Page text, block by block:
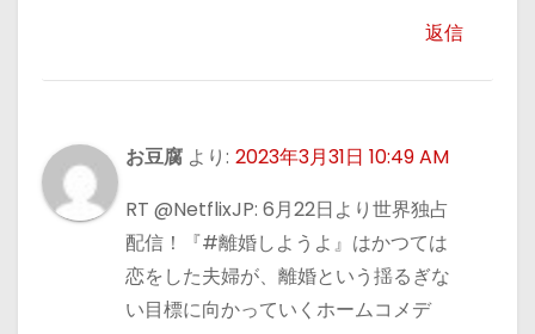
返信
お豆腐 より: 2023年3月31日 10:49 AM
RT @NetflixJP: 6月22日より世界独占
配信！『#離婚しようよ』はかつては
恋をした夫婦が、離婚という揺るぎな
い目標に向かっていくホームコメデ